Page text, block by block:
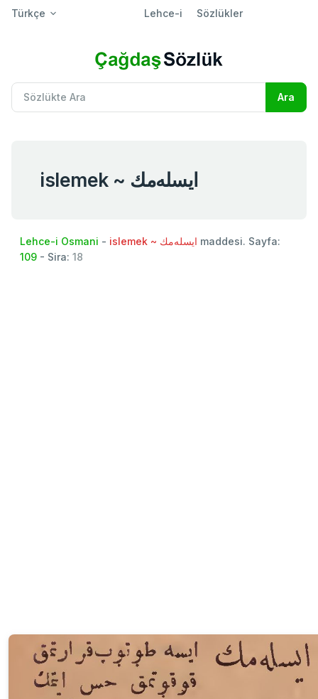
Türkçe Lehce-i Sözlükler
islemek ~ ايسله‌مك
Lehce-i Osmani - islemek ~ ايسله‌مك maddesi. Sayfa:
109 - Sira: 18